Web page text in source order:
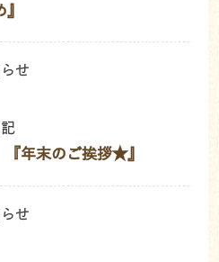
せ
『年末のご挨拶★』
せ